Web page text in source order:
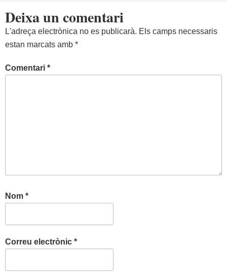
Deixa un comentari
L'adreça electrònica no es publicarà. Els camps necessaris
estan marcats amb *
Comentari *
Nom *
Correu electrònic *